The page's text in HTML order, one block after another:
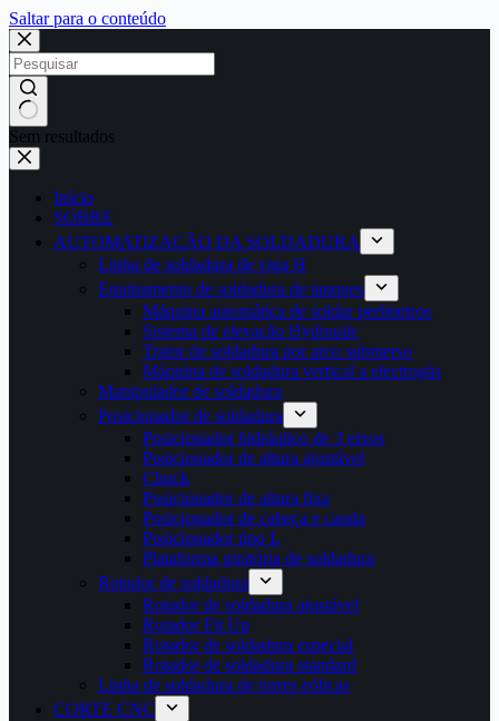
Saltar para o conteúdo
Sem resultados
Início
SOBRE
AUTOMATIZAÇÃO DA SOLDADURA
Linha de soldadura de viga H
Equipamento de soldadura de tanques
Máquina automática de soldar perímetros
Sistema de elevação Hydrauilc
Trator de soldadura por arco submerso
Máquina de soldadura vertical a electrogás
Manipulador de soldadura
Posicionador de soldadura
Posicionador hidráulico de 3 eixos
Posicionador de altura ajustável
Chuck
Posicionador de altura fixa
Posicionador de cabeça e cauda
Posicionador tipo L
Plataforma giratória de soldadura
Rotador de soldadura
Rotador de soldadura ajustável
Rotador Fit Up
Rotador de soldadura especial
Rotador de soldadura standard
Linha de soldadura de torres eólicas
CORTE CNC